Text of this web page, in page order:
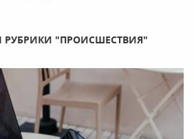
РУБРИКИ "ПРОИСШЕСТВИЯ"